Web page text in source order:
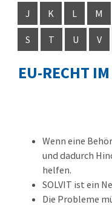
J K L M
S T U V
EU-RECHT
Wenn eine
und dadurch
helfen.
SOLVIT ist ein
Die Probleme